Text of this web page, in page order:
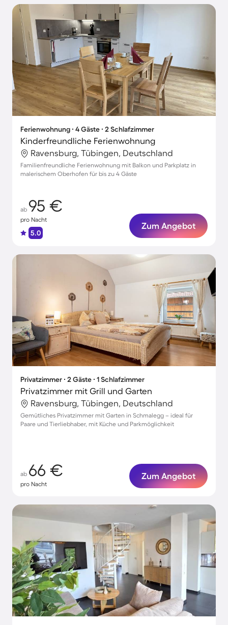
Ferienwohnung ∙ 4 Gäste ∙ 2 Schlafzimmer
Kinderfreundliche Ferienwohnung
Ravensburg, Tübingen, Deutschland
Familienfreundliche Ferienwohnung mit Balkon und Parkplatz in
malerischem Oberhofen für bis zu 4 Gäste
ab 95 €
pro Nacht
5.0
Zum Angebot
Privatzimmer ∙ 2 Gäste ∙ 1 Schlafzimmer
Privatzimmer mit Grill und Garten
Ravensburg, Tübingen, Deutschland
Gemütliches Privatzimmer mit Garten in Schmalegg – ideal für
Paare und Tierliebhaber, mit Küche und Parkmöglichkeit
ab 66 €
pro Nacht
Zum Angebot